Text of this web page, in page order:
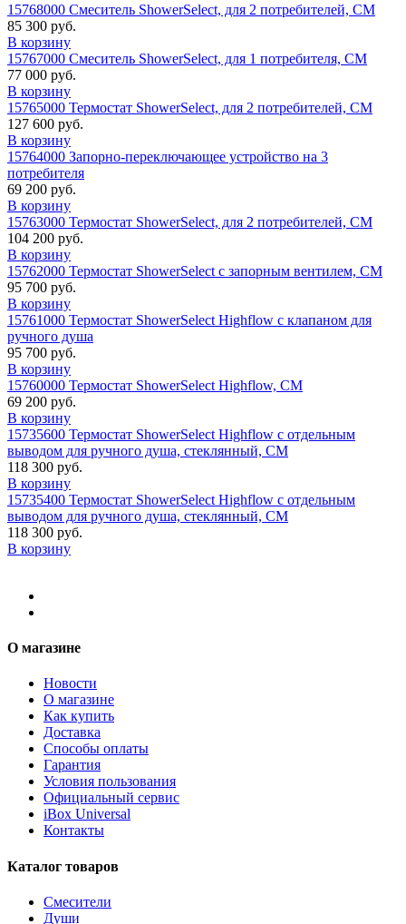
15768000 Смеситель ShowerSelect, для 2 потребителей, СМ
85 300 руб.
В корзину
15767000 Смеситель ShowerSelect, для 1 потребителя, СМ
77 000 руб.
В корзину
15765000 Термостат ShowerSelect, для 2 потребителей, СМ
127 600 руб.
В корзину
15764000 Запорно-переключающее устройство на 3
потребителя
69 200 руб.
В корзину
15763000 Термостат ShowerSelect, для 2 потребителей, СМ
104 200 руб.
В корзину
15762000 Термостат ShowerSelect с запорным вентилем, СМ
95 700 руб.
В корзину
15761000 Термостат ShowerSelect Highflow с клапаном для
ручного душа
95 700 руб.
В корзину
15760000 Термостат ShowerSelect Highflow, СМ
69 200 руб.
В корзину
15735600 Термостат ShowerSelect Highflow с отдельным
выводом для ручного душа, стеклянный, СМ
118 300 руб.
В корзину
15735400 Термостат ShowerSelect Highflow с отдельным
выводом для ручного душа, стеклянный, СМ
118 300 руб.
В корзину
О магазине
Новости
О магазине
Как купить
Доставка
Способы оплаты
Гарантия
Условия пользования
Официальный сервис
iBox Universal
Контакты
Каталог товаров
Смесители
Души